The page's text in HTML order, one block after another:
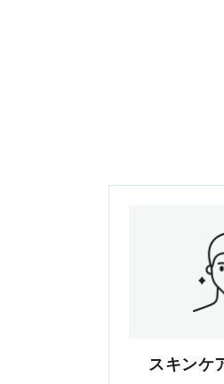
スキンケ